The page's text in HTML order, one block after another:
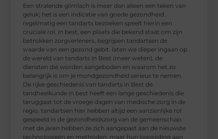
Een stralende glimlach is meer dan alleen een teken van
geluk; het is een indicatie van goede gezondheid.
regelmatig een tandarts bezoeken speelt hierin een
cruciale rol. in best, een plaats die bekend staat om zijn
betrokken zorgverleners, begrijpen tandartsen de
waarde van een gezond gebit. laten we dieper ingaan op
de wereld van tandarts in Best (meer weten), de
diensten die worden aangeboden en waarom het zo
belangrijk is om je mondgezondheid serieus te nemen.
De rijke geschiedenis van tandarts in Best de
tandheelkunde in best heeft een lange geschiedenis die
teruggaat tot de vroege dagen van medische zorg in de
regio. tandartsen hier hebben altijd een aanzienlijke rol
gespeeld in de gezondheidszorg van de gemeenschap.
met de jaren hebben ze zich aangepast aan de nieuwste
technologieën en methoden, maar hun toewijding aan